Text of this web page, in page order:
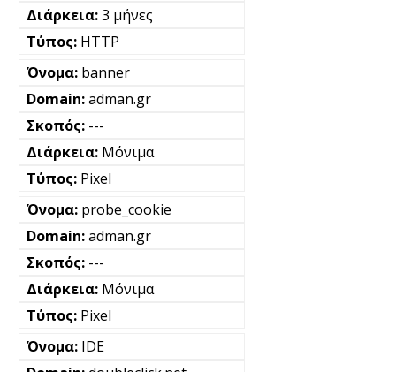
3 μήνες
HTTP
banner
adman.gr
---
Μόνιμα
Pixel
probe_cookie
adman.gr
---
Μόνιμα
Pixel
IDE